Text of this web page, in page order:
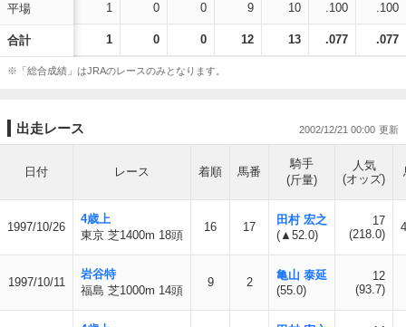
平場
合計
1 0 0 9 10 .100 .100
1 0 0 12 13 .077 .077
※「総合成績」はJRAのレースのみとなります。
出走レース 2002/12/21 00:00
日付 レース 着順 馬番
騎手
(斤量)
人気
(オッズ)
1997/10/26
4歳上
東京 芝1400m 18頭
16 17
田村 宏之
(▲52.0)
17
(218.0)
1997/10/11
岩谷特
福島 芝1000m 14頭
9 2
亀山 泰延
(55.0)
12
(93.7)